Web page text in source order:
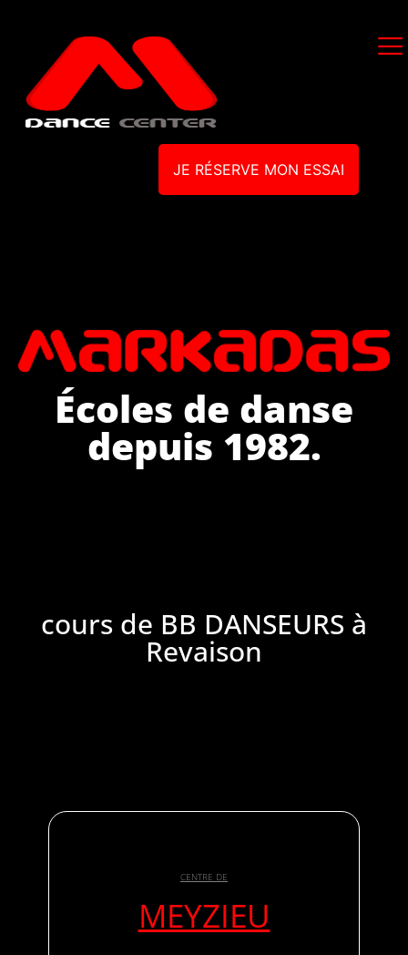
JE RÉSERVE MON ESSAI
Écoles de danse
depuis 1982.
cours de BB DANSEURS à
Revaison
CENTRE DE
MEYZIEU